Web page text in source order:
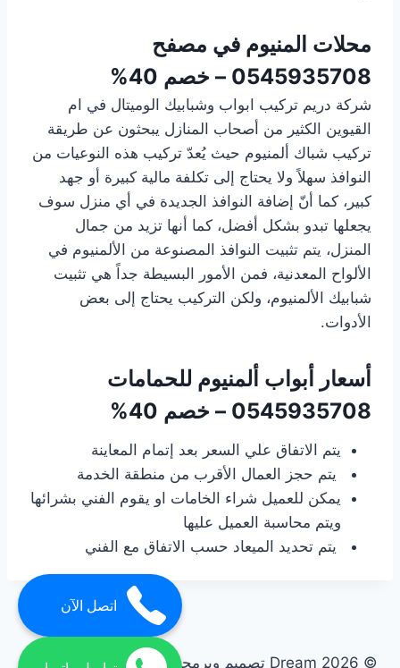
محلات المنيوم في مصفح
0545935708 – خصم 40%
شركة دريم تركيب ابواب وشبابيك الوميتال في ام
القيوين الكثير من أصحاب المنازل يبحثون عن طريقة
تركيب شباك ألمنيوم حيث يُعدّ تركيب هذه النوعيات من
النوافذ سهلاً ولا يحتاج إلى تكلفة مالية كبيرة أو جهد
كبير، كما أنّ إضافة النوافذ الجديدة في أي منزل سوف
يجعلها تبدو بشكل أفضل، كما أنها تزيد من جمال
المنزل، يتم تثبيت النوافذ المصنوعة من الألمنيوم في
الألواح المعدنية، فمن الأمور البسيطة جداً هي تثبيت
شبابيك الألمنيوم، ولكن التركيب يحتاج إلى بعض
الأدوات.
أسعار أبواب ألمنيوم للحمامات
0545935708 – خصم 40%
يتم الاتفاق علي السعر بعد إتمام المعاينة
يتم حجز العمال الأقرب من منطقة الخدمة
يمكن للعميل شراء الخامات او يقوم الفني بشرائها
ويتم محاسبة العميل عليها
يتم تحديد الميعاد حسب الاتفاق مع الفني
© 2026 Dream تصميم وبرمجة تيفاجو 01062450736
اتصل الآن